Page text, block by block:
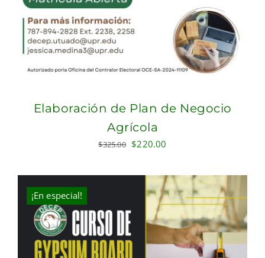
Elaboración de Plan de Negocio
Agrícola
$325.00 Original
was:
$325.00.
$220.00
is:
$220.00.
¡En especial!